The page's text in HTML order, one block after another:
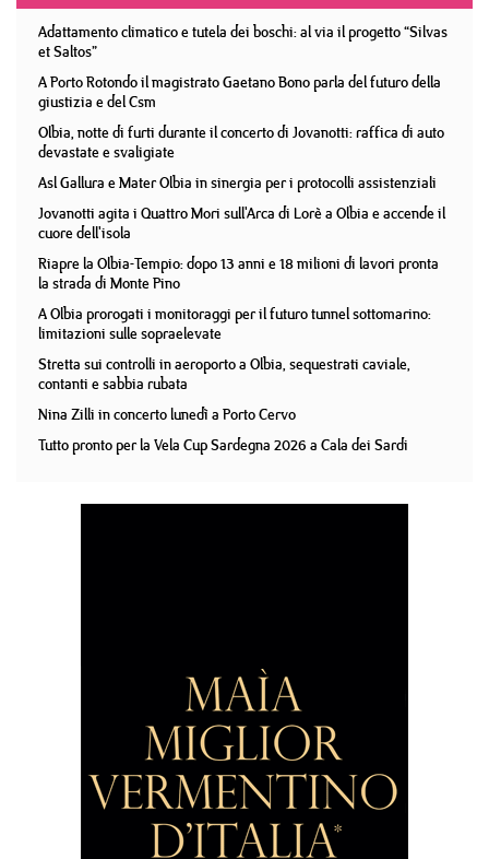
Adattamento climatico e tutela dei boschi: al via il progetto “Silvas
et Saltos”
A Porto Rotondo il magistrato Gaetano Bono parla del futuro della
giustizia e del Csm
Olbia, notte di furti durante il concerto di Jovanotti: raffica di auto
devastate e svaligiate
Asl Gallura e Mater Olbia in sinergia per i protocolli assistenziali
Jovanotti agita i Quattro Mori sull'Arca di Lorè a Olbia e accende il
cuore dell'isola
Riapre la Olbia-Tempio: dopo 13 anni e 18 milioni di lavori pronta
la strada di Monte Pino
A Olbia prorogati i monitoraggi per il futuro tunnel sottomarino:
limitazioni sulle sopraelevate
Stretta sui controlli in aeroporto a Olbia, sequestrati caviale,
contanti e sabbia rubata
Nina Zilli in concerto lunedì a Porto Cervo
Tutto pronto per la Vela Cup Sardegna 2026 a Cala dei Sardi